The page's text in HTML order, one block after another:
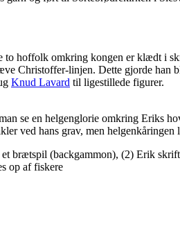
hoffolk omkring kongen er klædt i
Christoffer-linjen. Dette gjorde
Knud Lavard til ligestillede figurer.
se en helgenglorie omkring Eriks
ved hans grav, men helgenkåringen
brætspil (backgammon), (2) Erik
op af fiskere